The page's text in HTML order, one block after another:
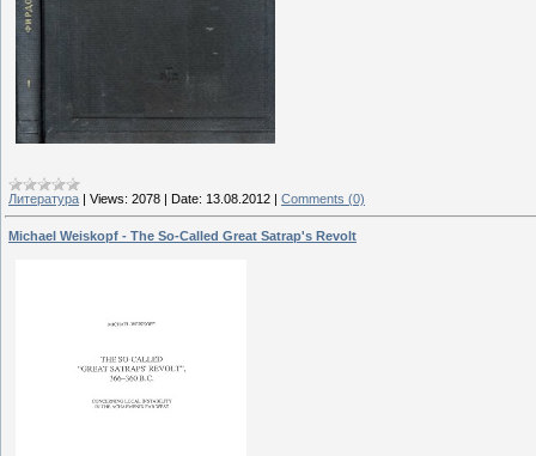
Литература | Views: 2078 | Date: 13.08.2012 | Comments (0)
Michael Weiskopf - The So-Called Great Satrap's Revolt